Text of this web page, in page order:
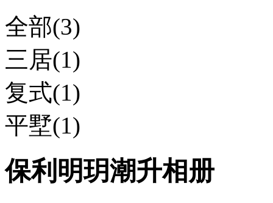
全部(3)
三居(1)
复式(1)
平墅(1)
保利明玥潮升相册